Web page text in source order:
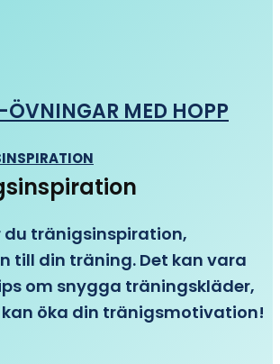
ÖVNINGAR MED HOPP
du tränigsinspiration,
till din träning. Det kan vara
om snygga träningskläder,
öka din tränigsmotivation!